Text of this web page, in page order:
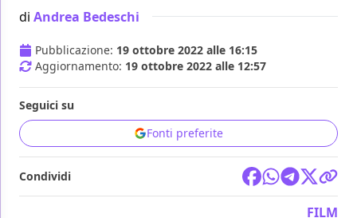
di Andrea Bedeschi
Pubblicazione: 19 ottobre 2022 alle 16:15
Aggiornamento: 19 ottobre 2022 alle 12:57
Seguici su
Fonti preferite
Condividi
FILM